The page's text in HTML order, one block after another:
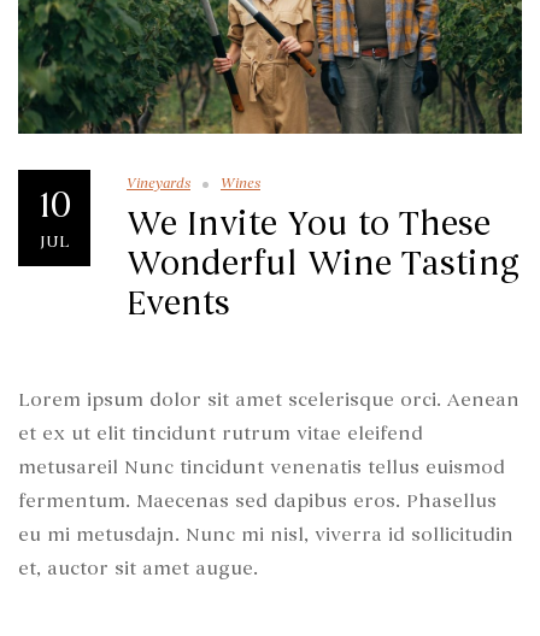
10
JUL
Vineyards Wines
We Invite You to These
Wonderful Wine Tasting
Events
Lorem ipsum dolor sit amet scelerisque orci. Aenean
et ex ut elit tincidunt rutrum vitae eleifend
metusareil Nunc tincidunt venenatis tellus euismod
fermentum. Maecenas sed dapibus eros. Phasellus
eu mi metusdajn. Nunc mi nisl, viverra id sollicitudin
et, auctor sit amet augue.